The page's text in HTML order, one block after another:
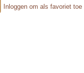
Inloggen om als favoriet